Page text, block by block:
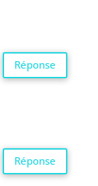
Réponse
Réponse